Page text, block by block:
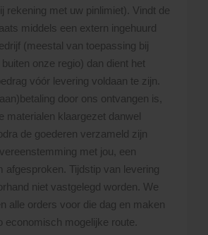
rekening met uw pinlimiet). Vindt de
middels een extern ingehuurd
(meestal van toepassing bij
onze regio) dan dient het
vóór levering voldaan te zijn.
door ons ontvangen is,
materialen klaargezet danwel
de goederen verzameld zijn
met jou, een
afgesproken. Tijdstip van levering
niet vastgelegd worden. We
alle orders voor die dag en maken
economisch mogelijke route.